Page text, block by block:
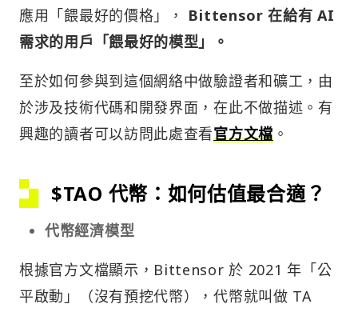
應用「餵最好的價格」，
Bittensor 在給有 AI
需求的用戶「餵最好的模型」。
至於如何參與到這個網絡中做驗證者和礦工，由
於涉及技術代碼和開發界面，在此不做描述。有
興趣的讀者可以訪問此處查看官方文檔。
$TAO 代幣：如何估值最合適？
代幣經濟模型
根據官方文檔顯示，Bittensor 於 2021 年「公
平啟動」（沒有預挖代幣），代幣就叫做 TA